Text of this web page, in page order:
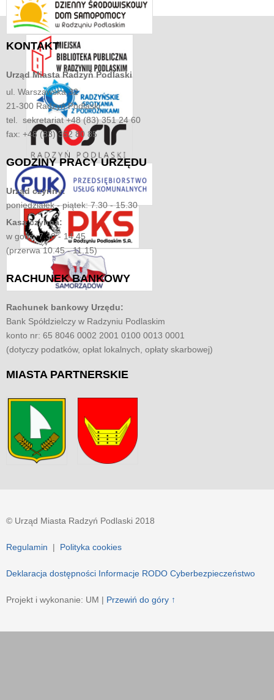
KONTAKT
Urząd MiastaRadzyń Podlaski
ul. Warszawska 32
21-300 Radzyń Podlaski
tel. sekretariat +48 (83) 351 24 60
fax: +48 (83) 352 80 85
GODZINYPRACY URZĘDU
Urząd czynny:
poniedziałek - piątek: 7.30 - 15.30
Kasa czynna:
w godz. 7.30 - 14.45
(przerwa 10.45 - 11.15)
RACHUNEKBANKOWY
Rachunek bankowy Urzędu:
Bank Spółdzielczy w Radzyniu Podlaskim
konto nr: 65 8046 0002 2001 0100 0013 0001
(dotyczy podatków, opłat lokalnych, opłaty skarbowej)
MIASTA PARTNERSKIE
© Urząd Miasta Radzyń Podlaski 2018
Regulamin | Polityka cookies
Deklaracja dostępności Informacje RODO Cyberbezpieczeństwo
Projekt i wykonanie: UM | Przewiń do góry ↑